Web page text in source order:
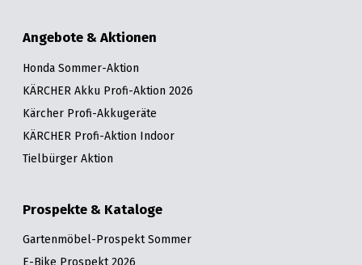
Angebote & Aktionen
Honda Sommer-Aktion
KÄRCHER Akku Profi-Aktion 2026
Kärcher Profi-Akkugeräte
KÄRCHER Profi-Aktion Indoor
Tielbürger Aktion
Prospekte & Kataloge
Gartenmöbel-Prospekt Sommer